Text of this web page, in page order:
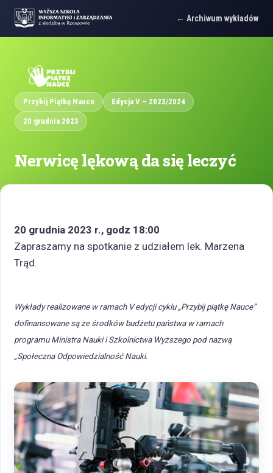
Archiwum wykładów
Przybij Piątkę Nauce Edycja V – 2023/2024
20 grudnia 2023
Nerwicę lękową da się leczyć
20 grudnia 2023 r., godz 18:00
Zapraszamy na spotkanie z udziałem lek. Marzena
Trąd.
Wykłady realizowane w ramach V edycji cyklu „Przybij piątkę Nauce”
dofinansowane są ze środków budżetu państwa w ramach
programu Ministra Nauki i Szkolnictwa Wyższego pod nazwą
„Społeczna Odpowiedzialność Nauki.